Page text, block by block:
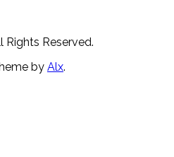
Rights Reserved.
by Alx.